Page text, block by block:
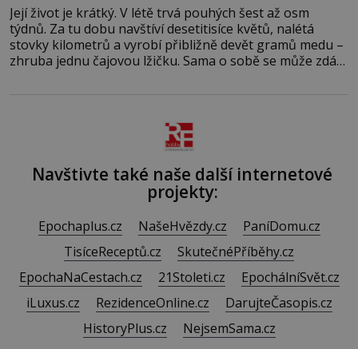
Její život je krátký. V létě trvá pouhých šest až osm
týdnů. Za tu dobu navštíví desetitisíce květů, nalétá
stovky kilometrů a vyrobí přibližně devět gramů medu –
zhruba jednu čajovou lžičku. Sama o sobě se může zdát
Navštivte také naše další internetové
projekty:
Epochaplus.cz NašeHvězdy.cz
PaníDomu.cz
TisíceReceptů.cz
SkutečnéPříběhy.cz
EpochaNaCestach.cz
21Stoleti.cz
EpochálníSvět.cz
iLuxus.cz
RezidenceOnline.cz
DarujteČasopis.cz
HistoryPlus.cz
NejsemSama.cz